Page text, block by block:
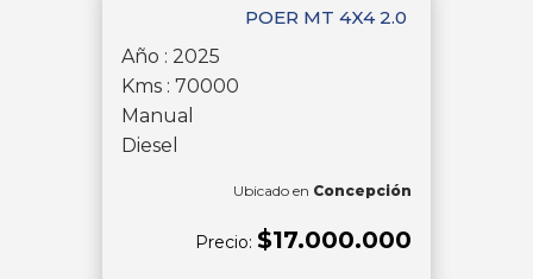
POER MT 4X4 2.0
Año : 2025
Kms : 70000
Manual
Diesel
Ubicado en Concepción
Precio: $17.000.000